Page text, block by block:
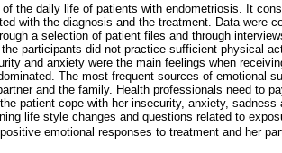
the daily life of patients with endometriosis. It
with the diagnosis and the treatment. Data were
a selection of patient files and through
participants did not practice sufficient physical
and anxiety were the main feelings when
The most frequent sources of emotional
and the family. Health professionals need to
patient cope with her insecurity, anxiety,
life style changes and questions related to
emotional responses to treatment and her